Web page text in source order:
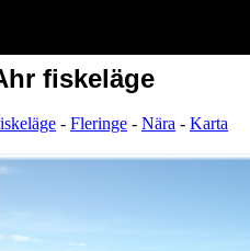
fiskeläge
- Fleringe - Nära - Karta